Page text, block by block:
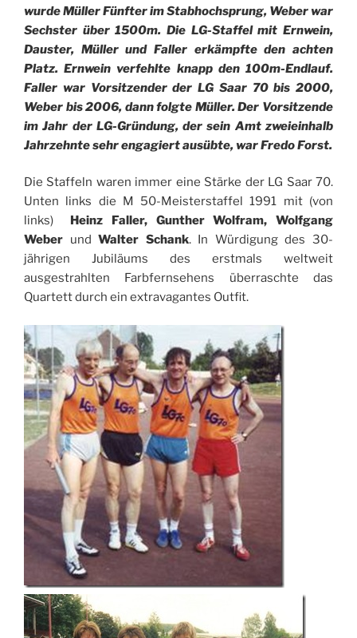
wurde Müller Fünfter im Stabhochsprung, Weber war
Sechster über 1500m. Die LG-Staffel mit Ernwein,
Dauster, Müller und Faller erkämpfte den achten
Platz. Ernwein verfehlte knapp den 100m-Endlauf.
Faller war Vorsitzender der LG Saar 70 bis 2000,
Weber bis 2006, dann folgte Müller. Der Vorsitzende
im Jahr der LG-Gründung, der sein Amt zweieinhalb
Jahrzehnte sehr engagiert ausübte, war Fredo Forst.
Die Staffeln waren immer eine Stärke der LG Saar 70.
Unten links die M 50-Meisterstaffel 1991 mit (von
links) Heinz Faller, Gunther Wolfram, Wolfgang
Weber undWalter Schank. In Würdigung des 30-
jährigen Jubiläums des erstmals weltweit
ausgestrahlten Farbfernsehens überraschte das
Quartett durch ein extravagantes Outfit.